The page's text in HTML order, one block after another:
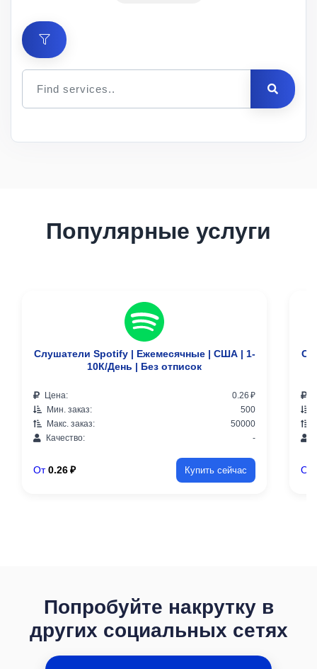
Популярные услуги
Слушатели Spotify | Ежемесячные | США | 1-
10К/День | Без отписок
Цена:
0.26 ₽
Мин. заказ:
500
Макс. заказ:
50000
Качество:
-
От 0.26 ₽ Купить сейчас От
Попробуйте накрутку в
других социальных сетях